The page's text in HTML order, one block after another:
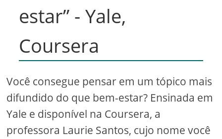
estar” - Yale,
Coursera
Você consegue pensar em um tópico mais
difundido do que bem-estar? Ensinada em
Yale e disponível na Coursera, a
professora Laurie Santos, cujo nome você